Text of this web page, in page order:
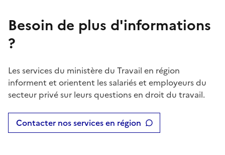
Besoin de plus d'informations
?
Les services du ministère du Travail en région
informent et orientent les salariés et employeurs du
secteur privé sur leurs questions en droit du travail.
Contacter nos services en région